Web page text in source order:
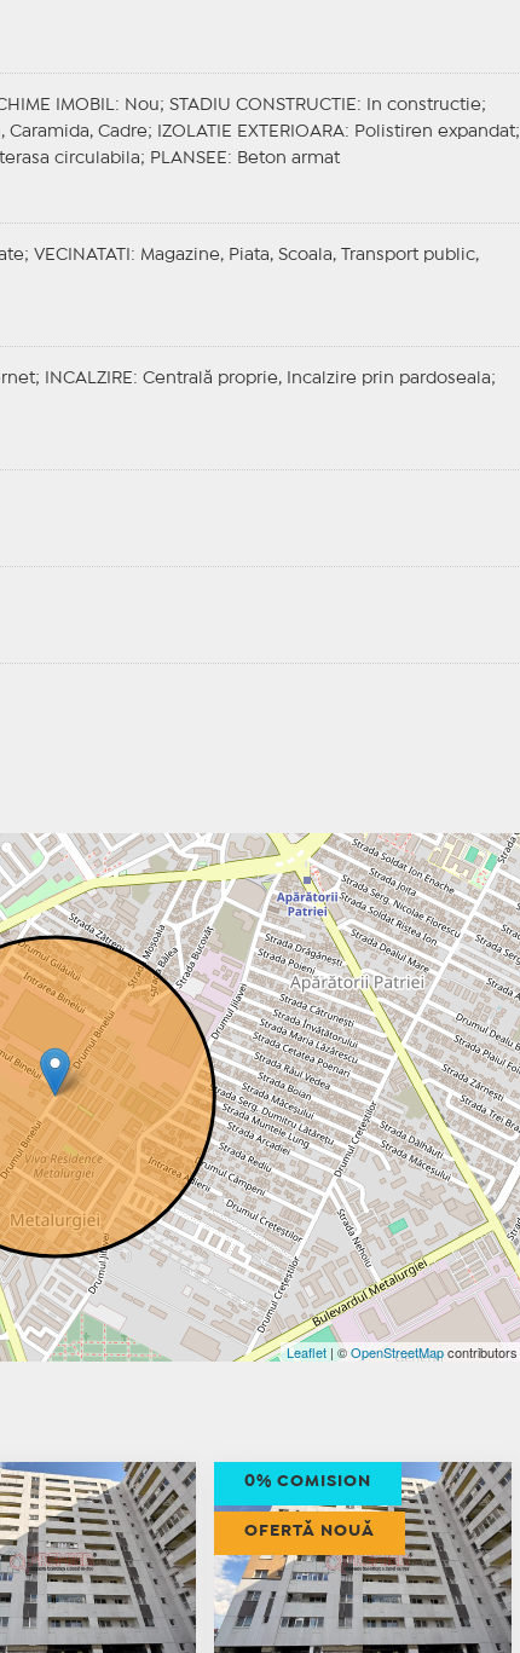
IMOBIL : Nou; STADIU CONSTRUCTIE : In constructie;
Caramida, Cadre; IZOLATIE EXTERIOARA: Polistiren expandat;
circulabila; PLANSEE : Beton armat
VECINATATI
: Magazine, Piata, Scoala, Transport public,
INCALZIRE : Centrală proprie, Incalzire prin pardoseala;
Leaflet| ©OpenStreetMapcontributors
0% COMISION
OFERTĂ NOUĂ